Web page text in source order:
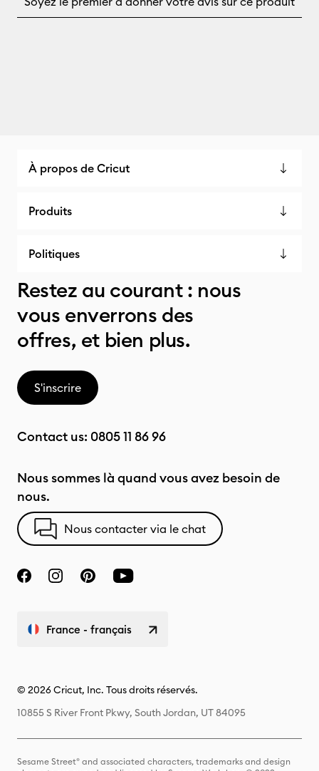
À propos de Cricut
Produits
Politiques
Restez au courant : nous
vous enverrons des
offres, et bien plus.
S'inscrire
Contact us: 0805 11 86 96
Nous sommes là quand vous avez besoin de
nous.
Nous contacter via le chat
France - français
© 2026 Cricut, Inc. Tous droits réservés.
10855 S River Front Pkwy, South Jordan, UT 84095
Sesame Street® and associated characters, trademarks and design